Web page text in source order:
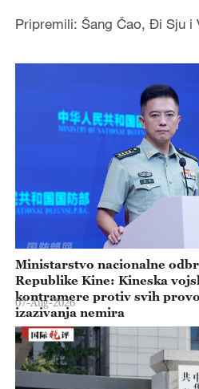
Pripremili: Šang Čao, Đi Sju i
Ministarstvo nacionalne
Republike Kine: Kineska
kontramere protiv svih
izazivanja nemira
07-Aug-2026